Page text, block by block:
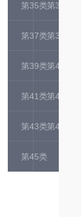
第35类第36类
第37类第38类
第39类第40类
第41类第42类
第43类第44类
第45类